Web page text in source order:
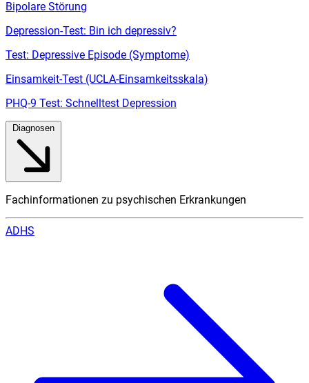
Bipolare Störung
Depression-Test: Bin ich depressiv?
Test: Depressive Episode (Symptome)
Einsamkeit-Test (UCLA-Einsamkeitsskala)
PHQ-9 Test: Schnelltest Depression
Fachinformationen zu psychischen Erkrankungen
ADHS